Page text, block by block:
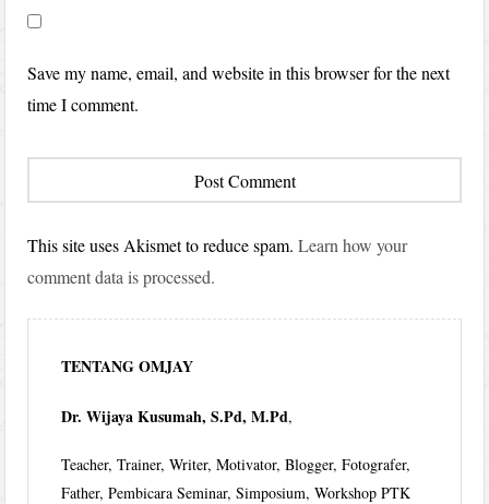
Save my name, email, and website in this browser for the next
time I comment.
This site uses Akismet to reduce spam.Learn how your
comment data is processed.
TENTANG OMJAY
Dr. Wijaya Kusumah, S.Pd, M.Pd,
Teacher, Trainer, Writer, Motivator, Blogger, Fotografer,
Father, Pembicara Seminar, Simposium, Workshop PTK